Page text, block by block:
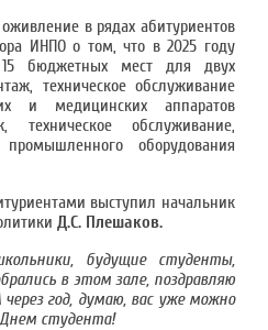
в рядах абитуриентов
ИНПО о том, что в 2025 году
бюджетных мест для двух
техническое обслуживание
и медицинских аппаратов
обслуживание,
оборудования
выступил начальник
Д.С. Плешаков.
будущие студенты,
в этом зале, поздравляю
год, думаю, вас уже можно
студента!